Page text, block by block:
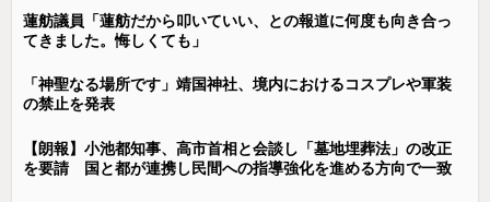
蓮舫議員「蓮舫だから叩いていい、との報道に何度も向き合っ
てきました。悔しくても」
「神聖なる場所です」靖国神社、境内におけるコスプレや軍装
の禁止を発表
【朗報】小池都知事、高市首相と会談し「墓地埋葬法」の改正
を要請 国と都が連携し民間への指導強化を進める方向で一致